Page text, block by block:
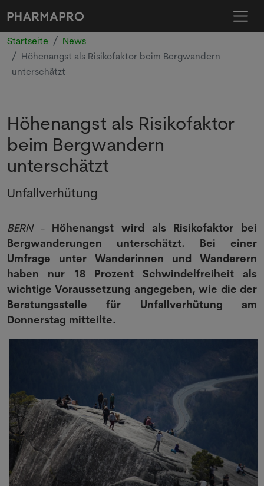
Startseite
News
Höhenangst als Risikofaktor beim Bergwandern
unterschätzt
Höhenangst als Risikofaktor
beim Bergwandern
unterschätzt
Unfallverhütung
BERN- Höhenangst wird als Risikofaktor bei
Bergwanderungen unterschätzt. Bei einer
Umfrage unter Wanderinnen und Wanderern
haben nur 18 Prozent Schwindelfreiheit als
wichtige Voraussetzung angegeben, wie die der
Beratungsstelle für Unfallverhütung am
Donnerstag mitteilte.